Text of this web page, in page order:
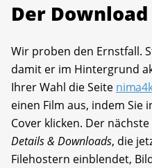
Der Download
Wir proben den Ernstfall.
damit er im Hintergrund
Ihrer Wahl die Seite
einen Film aus, indem Sie
Cover klicken. Der
Details & Downloads, die
Filehostern einblendet,